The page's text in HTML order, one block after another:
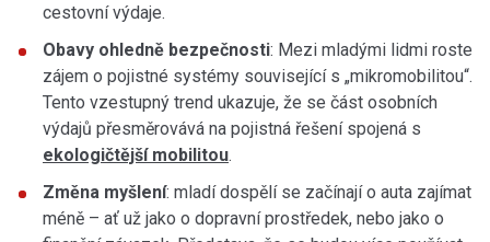
cestovní výdaje.
Obavy ohledně bezpečnosti: Mezi mladými lidmi roste
zájem o pojistné systémy související s „mikromobilitou“.
Tento vzestupný trend ukazuje, že se část osobních
výdajů přesměrovává na pojistná řešení spojená s
ekologičtější mobilitou.
Změna myšlení: mladí dospělí se začínají o auta zajímat
méně – ať už jako o dopravní prostředek, nebo jako o